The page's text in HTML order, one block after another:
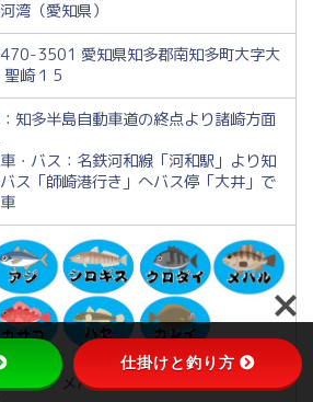
湾（愛知県）
3501 愛知県知多郡南知多町大字大
聖崎１５
知多半島自動車道の終点より諸崎方面
・バス：名鉄河和線「河和駅」より知
ス「師崎港行き」へバス停「大井」で
ギス・メバル・クロダイ・ハゼ・カレ
仕掛けと釣り方